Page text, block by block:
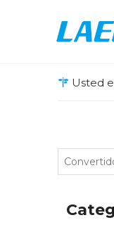
Usted